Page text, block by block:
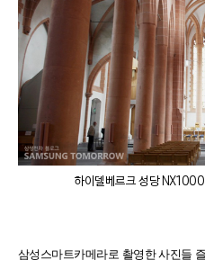
하이델베르크 성당
삼성스마트카메라로 촬영한 사진들